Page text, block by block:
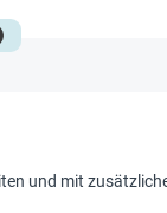
und mit